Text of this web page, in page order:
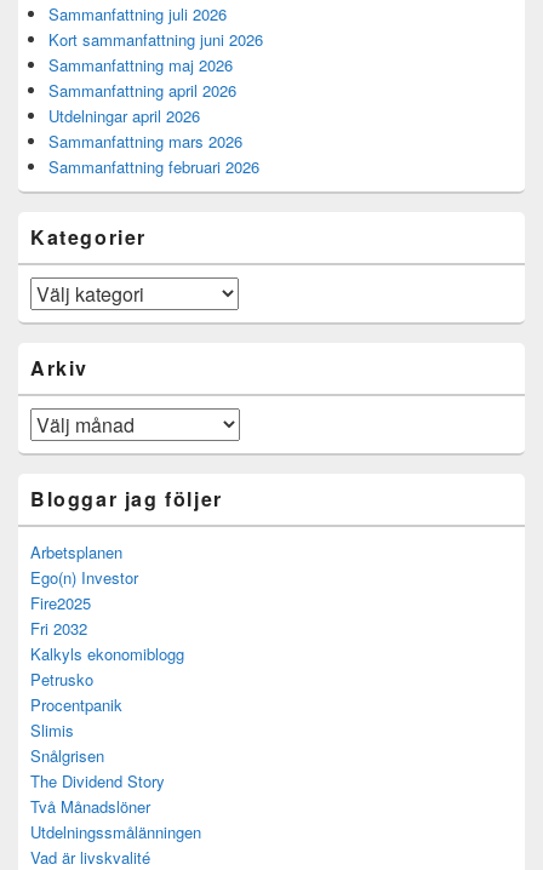
Sammanfattning juli 2026
Kort sammanfattning juni 2026
Sammanfattning maj 2026
Sammanfattning april 2026
Utdelningar april 2026
Sammanfattning mars 2026
Sammanfattning februari 2026
Kategorier
Kategorier
Arkiv
Arkiv
Bloggar jag följer
Arbetsplanen
Ego(n) Investor
Fire2025
Fri 2032
Kalkyls ekonomiblogg
Petrusko
Procentpanik
Slimis
Snålgrisen
The Dividend Story
Två Månadslöner
Utdelningssmålänningen
Vad är livskvalité